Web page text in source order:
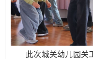
此次城关幼儿园关